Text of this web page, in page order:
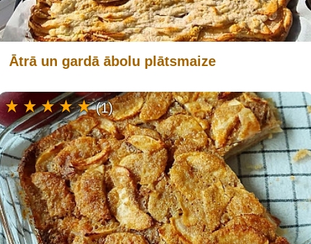
Ātrā un gardā ābolu plātsmaize
(1)